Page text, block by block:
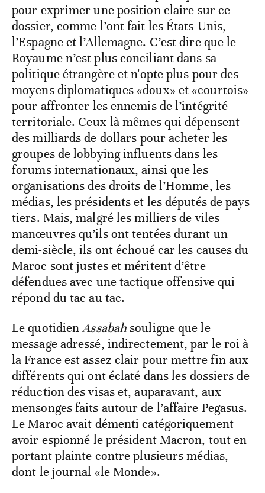
pour exprimer une position claire sur ce
dossier, comme l’ont fait les États-Unis,
l’Espagne et l’Allemagne. C’est dire que le
Royaume n’est plus conciliant dans sa
politique étrangère et n'opte plus pour des
moyens diplomatiques «doux» et «courtois»
pour affronter les ennemis de l’intégrité
territoriale. Ceux-là mêmes qui dépensent
des milliards de dollars pour acheter les
groupes de lobbying influents dans les
forums internationaux, ainsi que les
organisations des droits de l’Homme, les
médias, les présidents et les députés de pays
tiers. Mais, malgré les milliers de viles
manœuvres qu’ils ont tentées durant un
demi-siècle, ils ont échoué car les causes du
Maroc sont justes et méritent d’être
défendues avec une tactique offensive qui
répond du tac au tac.
Le quotidienAssabah souligne que le
message adressé, indirectement, par le roi à
la France est assez clair pour mettre fin aux
différents qui ont éclaté dans les dossiers de
réduction des visas et, auparavant, aux
mensonges faits autour de l’affaire Pegasus.
Le Maroc avait démenti catégoriquement
avoir espionné le président Macron, tout en
portant plainte contre plusieurs médias,
dont le journal «le Monde».